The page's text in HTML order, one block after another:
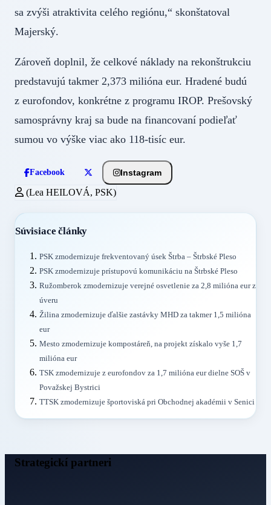
sa zvýši atraktivita celého regiónu,“ skonštatoval
Majerský.
Zároveň doplnil, že celkové náklady na rekonštrukciu
predstavujú takmer 2,373 milióna eur. Hradené budú
z eurofondov, konkrétne z programu IROP. Prešovský
samosprávny kraj sa bude na financovaní podieľať
sumou vo výške viac ako 118-tisíc eur.
Facebook Instagram
(Lea HEILOVÁ, PSK)
Súvisiace články
PSK zmodernizuje frekventovaný úsek Štrba – Štrbské Pleso
PSK zmodernizuje prístupovú komunikáciu na Štrbské Pleso
Ružomberok zmodernizuje verejné osvetlenie za 2,8 milióna eur z
úveru
Žilina zmodernizuje ďalšie zastávky MHD za takmer 1,5 milióna
eur
Mesto zmodernizuje kompostáreň, na projekt získalo vyše 1,7
milióna eur
TSK zmodernizuje z eurofondov za 1,7 milióna eur dielne SOŠ v
Považskej Bystrici
TTSK zmodernizuje športoviská pri Obchodnej akadémii v Senici
Strategickí partneri